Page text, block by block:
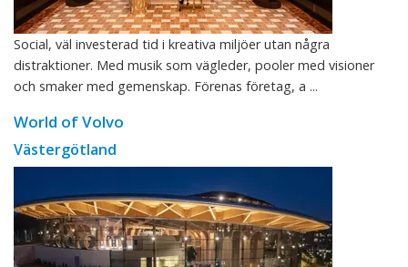
Social, väl investerad tid i kreativa miljöer utan några
distraktioner. Med musik som vägleder, pooler med visioner
och smaker med gemenskap. Förenas företag, a ...
World of Volvo
Västergötland